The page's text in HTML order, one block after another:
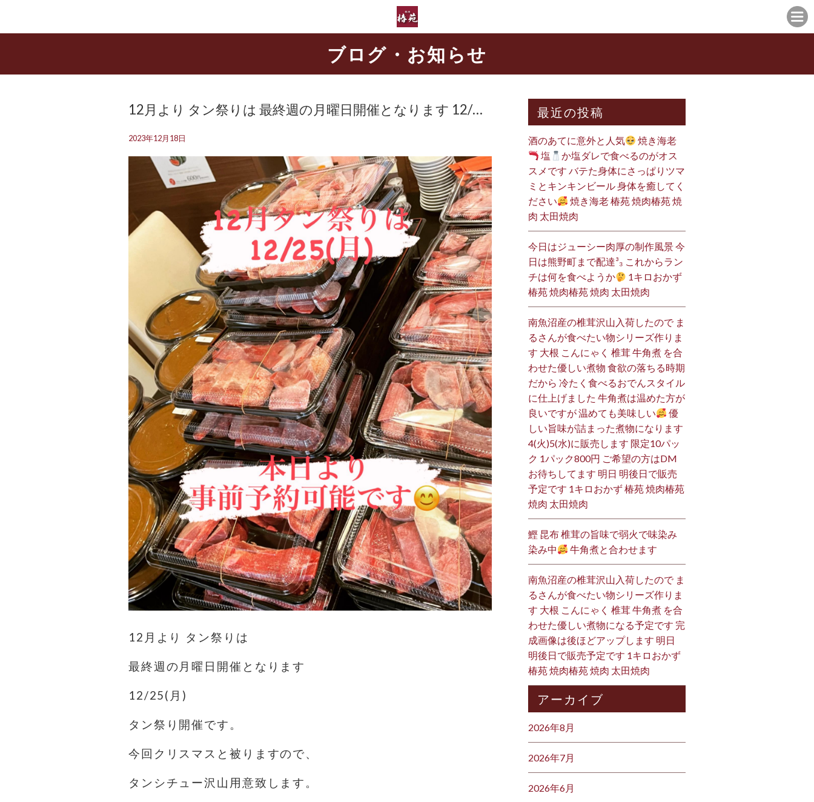
ブログ・お知らせ
12月より タン祭りは 最終週の月曜日開催となります 12/…
2023年12月18日
12月より タン祭りは
最終週の月曜日開催となります
12/25(月)
タン祭り開催です。
今回クリスマスと被りますので、
タンシチュー沢山用意致します。
最近の投稿
酒のあてに意外と人気
焼き海老
塩
か塩ダレで食べるのがオス
スメです バテた身体にさっぱりツマ
ミとキンキンビール 身体を癒してく
ださい
焼き海老 椿苑 焼肉椿苑 焼
肉 太田焼肉
今日はジューシー肉厚の制作風景 今
日は熊野町まで配達³₃ これからラン
チは何を食べようか
1キロおかず
椿苑 焼肉椿苑 焼肉 太田焼肉
南魚沼産の椎茸沢山入荷したので ま
るさんが食べたい物シリーズ作りま
す 大根 こんにゃく 椎茸 牛角煮 を合
わせた優しい煮物 食欲の落ちる時期
だから 冷たく食べるおでんスタイル
に仕上げました 牛角煮は温めた方が
良いですが 温めても美味しい
優
しい旨味が詰まった煮物になります
4(火)5(水)に販売します 限定10パッ
ク 1パック800円 ご希望の方はDM
お待ちしてます 明日 明後日で販売
予定です 1キロおかず 椿苑 焼肉椿苑
焼肉 太田焼肉
鰹 昆布 椎茸の旨味で弱火で味染み
染み中
牛角煮と合わせます
南魚沼産の椎茸沢山入荷したので ま
るさんが食べたい物シリーズ作りま
す 大根 こんにゃく 椎茸 牛角煮 を合
わせた優しい煮物になる予定です 完
成画像は後ほどアップします 明日
明後日で販売予定です 1キロおかず
椿苑 焼肉椿苑 焼肉 太田焼肉
アーカイブ
2026年8月
2026年7月
2026年6月